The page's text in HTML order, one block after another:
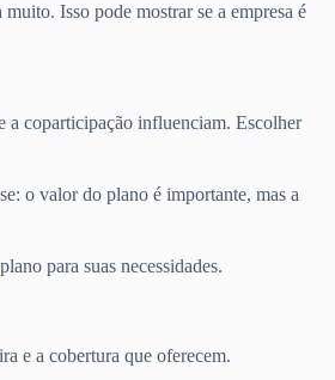
Isso pode mostrar se a empresa é
a coparticipação influenciam. Escolher
o valor do plano é importante, mas a
para suas necessidades.
e a cobertura que oferecem.